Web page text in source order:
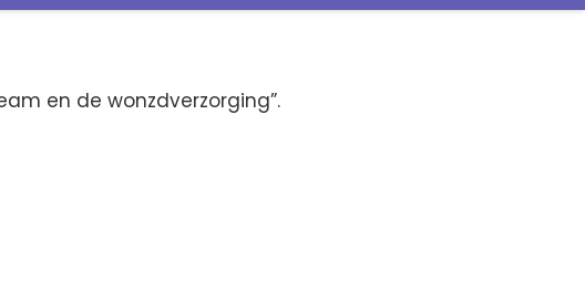
en de wonzdverzorging”.